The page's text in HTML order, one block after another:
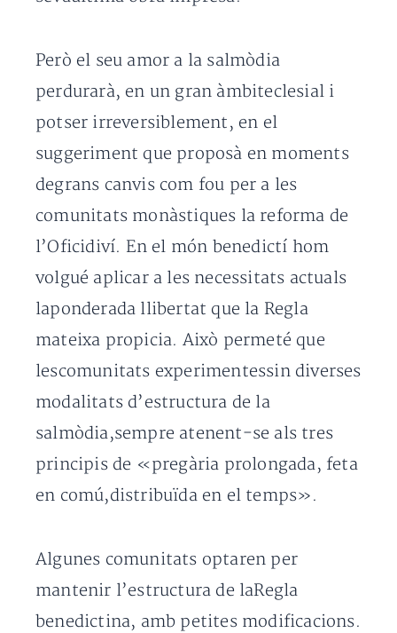
Però el seu amor a la salmòdia
perdurarà, en un gran àmbiteclesial i
potser irreversiblement, en el
suggeriment que proposà en moments
degrans canvis com fou per a les
comunitats monàstiques la reforma de
l’Oficidiví. En el món benedictí hom
volgué aplicar a les necessitats actuals
laponderada llibertat que la Regla
mateixa propicia. Això permeté que
lescomunitats experimentessin diverses
modalitats d’estructura de la
salmòdia,sempre atenent-se als tres
principis de «pregària prolongada, feta
en comú,distribuïda en el temps».
Algunes comunitats optaren per
mantenir l’estructura de laRegla
benedictina, amb petites modificacions.